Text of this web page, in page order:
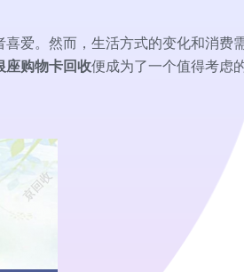
爱。然而，生活方式的变化和消费
座购物卡回收便成为了一个值得考虑